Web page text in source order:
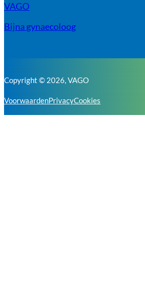
VAGO
Bijna gynaecoloog
Copyright © 2026, VAGO
VoorwaardenPrivacyCookies